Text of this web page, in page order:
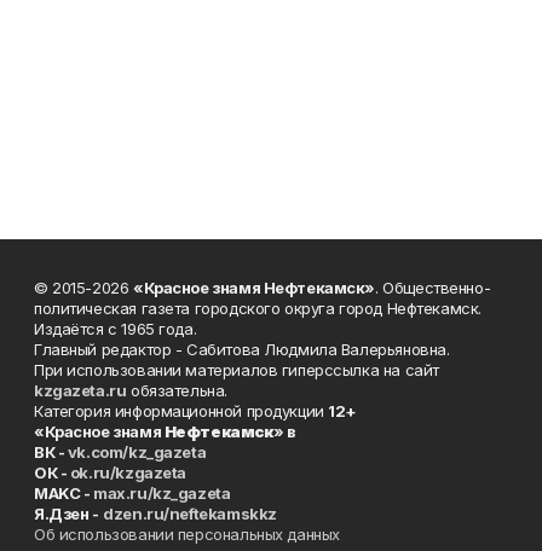
© 2015-2026 «Красное знамя Нефтекамск». Общественно-
политическая газета городского округа город Нефтекамск.
Издаётся с 1965 года.
Главный редактор - Сабитова Людмила Валерьяновна.
При использовании материалов гиперссылка на сайт
kzgazeta.ru обязательна.
Категория информационной продукции 12+
«Красное знамя Нефтекамск» в
ВК -vk.com/kz_gazeta
ОК - ok.ru/kzgazeta
MAKC - max.ru/kz_gazeta
Я.Дзен - dzen.ru/neftekamskkz
Об использовании персональных данных